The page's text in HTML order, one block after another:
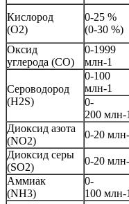
Кислород
(O2)
0-25 %
(0-30 %)
Оксид
углерода (СО)
0-1999
млн-1
Сероводород
(H2S)
0-100
млн-1
0-
200 млн-
Диоксид азота
(NO2)
0-20
Диоксид серы
(SO2)
0-20
Аммиак
(NH3)
0-
100 млн-